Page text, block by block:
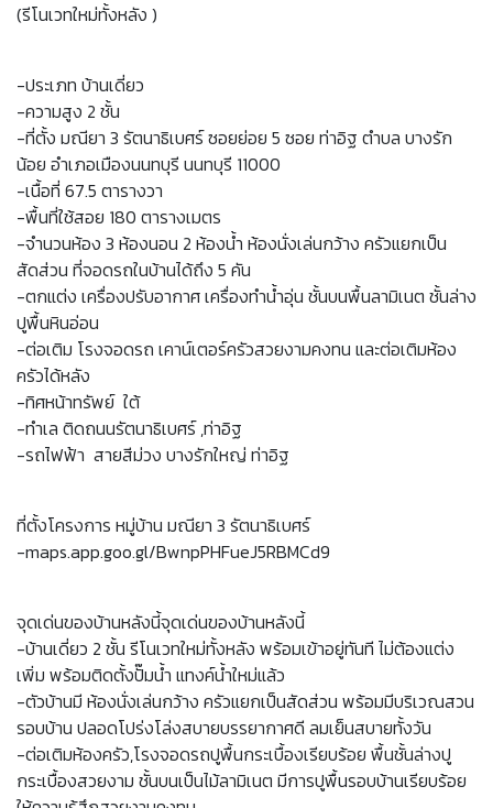
(รีโนเวทใหม่ทั้งหลัง )
-ประเภท บ้านเดี่ยว
-ความสูง 2 ชั้น
-ที่ตั้ง มณียา 3 รัตนาธิเบศร์ ซอยย่อย 5 ซอย ท่าอิฐ ตำบล บางรัก
น้อย อำเภอเมืองนนทบุรี นนทบุรี 11000
-เนื้อที่ 67.5 ตารางวา
-พื้นที่ใช้สอย 180 ตารางเมตร
-จำนวนห้อง 3 ห้องนอน 2 ห้องน้ำ ห้องนั่งเล่นกว้าง ครัวแยกเป็น
สัดส่วน ที่จอดรถในบ้านได้ถึง 5 คัน
-ตกแต่ง เครื่องปรับอากาศ เครื่องทำน้ำอุ่น ชั้นบนพื้นลามิเนต ชั้นล่าง
ปูพื้นหินอ่อน
-ต่อเติม โรงจอดรถ เคาน์เตอร์ครัวสวยงามคงทน และต่อเติมห้อง
ครัวได้หลัง
-ทิศหน้าทรัพย์ ใต้
-ทำเล ติดถนนรัตนาธิเบศร์ ,ท่าอิฐ
-รถไฟฟ้า สายสีม่วง บางรักใหญ่ ท่าอิฐ
ที่ตั้งโครงการ หมู่บ้าน มณียา 3 รัตนาธิเบศร์
-maps.app.goo.gl/BwnpPHFueJ5RBMCd9
จุดเด่นของบ้านหลังนี้จุดเด่นของบ้านหลังนี้
-บ้านเดี่ยว 2 ชั้น รีโนเวทใหม่ทั้งหลัง พร้อมเข้าอยู่ทันที ไม่ต้องแต่ง
เพิ่ม พร้อมติดตั้งปั๊มน้ำ แทงค์น้ำใหม่แล้ว
-ตัวบ้านมี ห้องนั่งเล่นกว้าง ครัวแยกเป็นสัดส่วน พร้อมมีบริเวณสวน
รอบบ้าน ปลอดโปร่งโล่งสบายบรรยากาศดี ลมเย็นสบายทั้งวัน
-ต่อเติมห้องครัว,โรงจอดรถปูพื้นกระเบื้องเรียบร้อย พื้นชั้นล่างปู
กระเบื้องสวยงาม ชั้นบนเป็นไม้ลามิเนต มีการปูพื้นรอบบ้านเรียบร้อย